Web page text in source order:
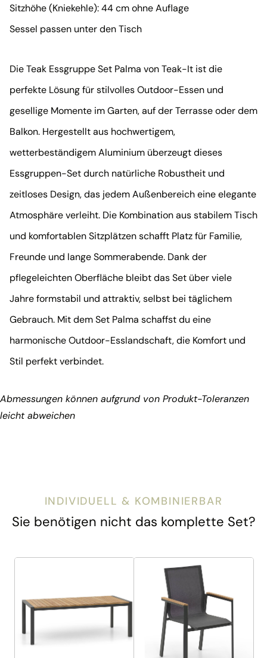
Sitzhöhe (Kniekehle): 44 cm ohne Auflage
Sessel passen unter den Tisch
Die Teak Essgruppe Set Palma von Teak-It ist die
perfekte Lösung für stilvolles Outdoor-Essen und
gesellige Momente im Garten, auf der Terrasse oder dem
Balkon. Hergestellt aus hochwertigem,
wetterbeständigem Aluminium überzeugt dieses
Essgruppen-Set durch natürliche Robustheit und
zeitloses Design, das jedem Außenbereich eine elegante
Atmosphäre verleiht. Die Kombination aus stabilem Tisch
und komfortablen Sitzplätzen schafft Platz für Familie,
Freunde und lange Sommerabende. Dank der
pflegeleichten Oberfläche bleibt das Set über viele
Jahre formstabil und attraktiv, selbst bei täglichem
Gebrauch. Mit dem Set Palma schaffst du eine
harmonische Outdoor-Esslandschaft, die Komfort und
Stil perfekt verbindet.
Abmessungen können aufgrund von Produkt-Toleranzen
leicht abweichen
INDIVIDUELL & KOMBINIERBAR
Sie benötigen nicht das komplette Set?